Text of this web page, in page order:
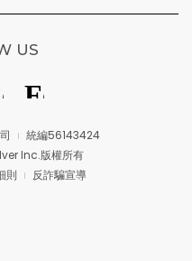
統編56143424
Inc.版權所有
則 反詐騙宣導
US